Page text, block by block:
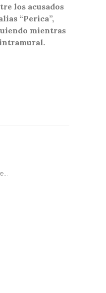
los acusados
“Perica”,
mientras